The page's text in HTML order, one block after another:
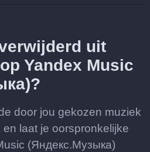
uit
Yandex Music
door jou gekozen muziek
laat je oorspronkelijke
(Яндекс.Музыка)